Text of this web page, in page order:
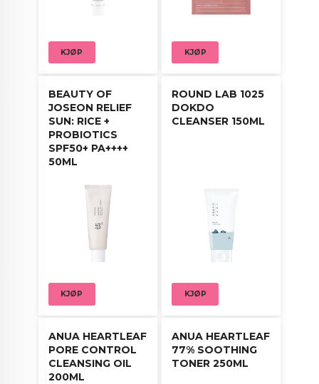
KJØP KJØP
BEAUTY OF
JOSEON RELIEF
SUN: RICE +
PROBIOTICS
SPF50+ PA++++
50ML
KJØP
ROUND LAB 1025
DOKDO
CLEANSER 150ML
KJØP
ANUA HEARTLEAF
PORE CONTROL
CLEANSING OIL
200ML
ANUA HEARTLEAF
77% SOOTHING
TONER 250ML